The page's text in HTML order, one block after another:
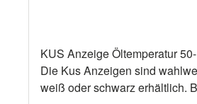
KUS Anzeige Öltemperatur
Die Kus Anzeigen sind
weiß oder schwarz erhältlich.